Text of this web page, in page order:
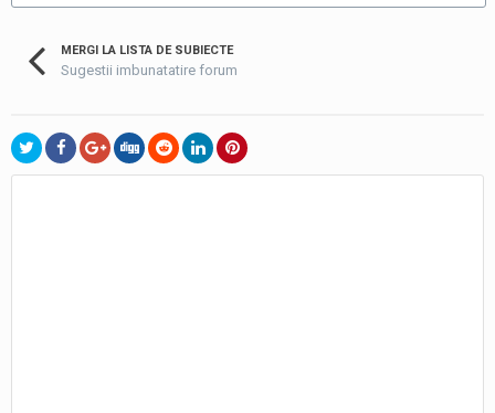
MERGI LA LISTA DE SUBIECTE
Sugestii imbunatatire forum